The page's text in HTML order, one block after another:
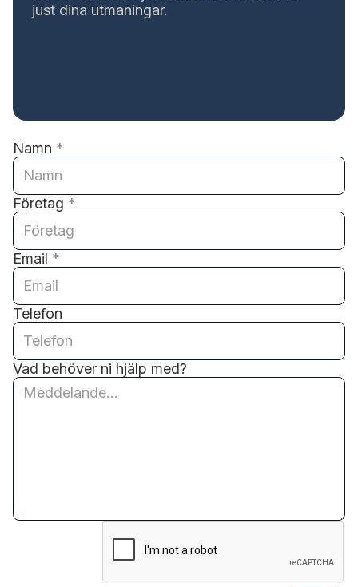
just dina utmaningar.
Namn *
Företag *
Email *
Telefon
Vad behöver ni hjälp med?